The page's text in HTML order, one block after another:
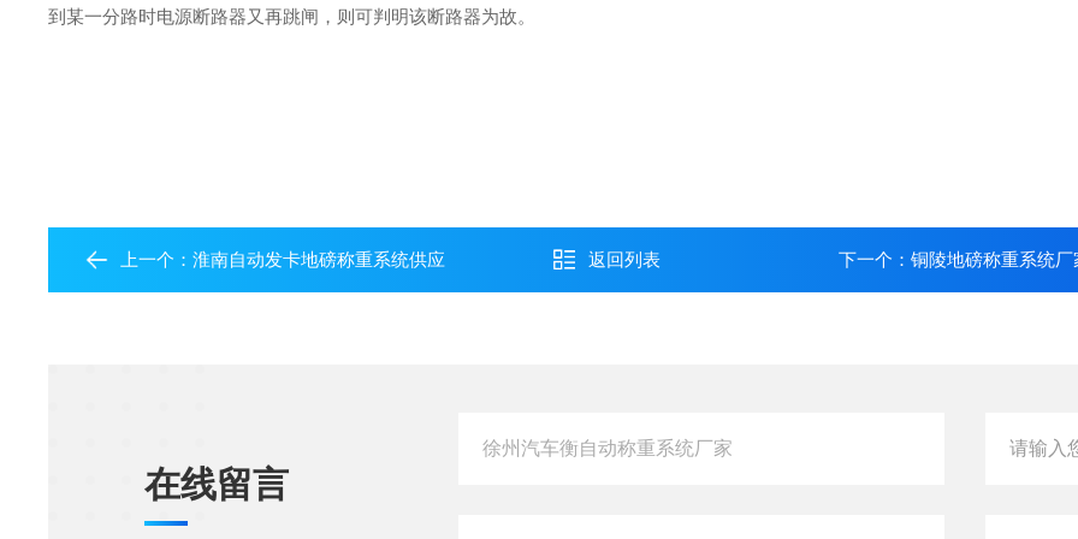
到某一分路时电源断路器又再跳闸，则可判明该断路器为故。
上一个：淮南自动发卡地磅称重系统供应 返回列表 下一个： 铜陵地磅称重系统厂
在线留言